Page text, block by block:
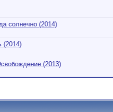
солнечно (2014)
(2014)
(2013)